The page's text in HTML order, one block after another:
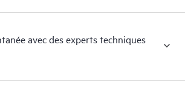
avec des experts techniques